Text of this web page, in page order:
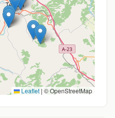
Leaflet | © OpenStreetMap